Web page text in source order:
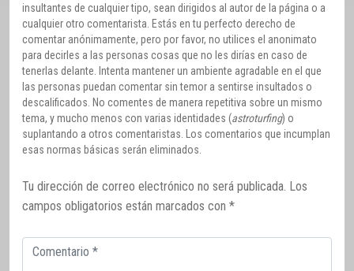
insultantes de cualquier tipo, sean dirigidos al autor de la página o a
cualquier otro comentarista. Estás en tu perfecto derecho de
comentar anónimamente, pero por favor, no utilices el anonimato
para decirles a las personas cosas que no les dirías en caso de
tenerlas delante. Intenta mantener un ambiente agradable en el que
las personas puedan comentar sin temor a sentirse insultados o
descalificados. No comentes de manera repetitiva sobre un mismo
tema, y mucho menos con varias identidades (astroturfing) o
suplantando a otros comentaristas. Los comentarios que incumplan
esas normas básicas serán eliminados.
Tu dirección de correo electrónico no será publicada. Los
campos obligatorios están marcados con *
Comentario